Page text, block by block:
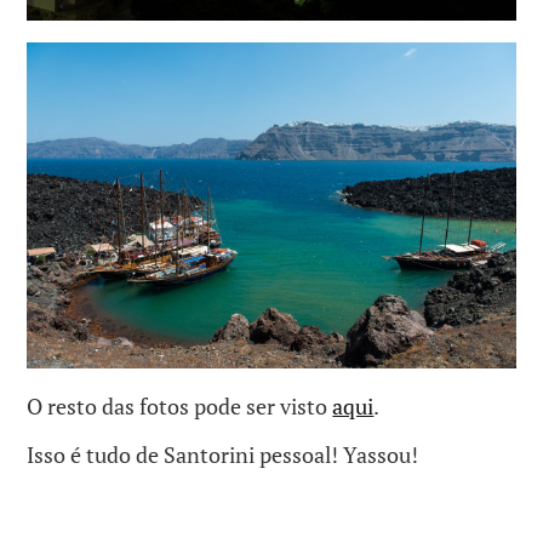
O resto das fotos pode ser vistoaqui.
Isso é tudo de Santorini pessoal! Yassou!